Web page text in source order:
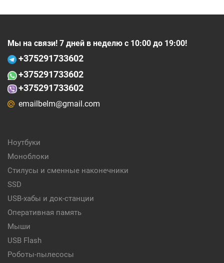
Мы на связи! 7 дней в неделю с 10:00 до 19:00!
+375291733602
+375291733602
+375291733602
emailbelm@gmail.com
Ноутбуки
Моноблоки
Стилусы и сменные наконечники
SSD
USB-хабы и док-станции
Оперативная память
Мыши
USB Flash
Роботы-пылесосы